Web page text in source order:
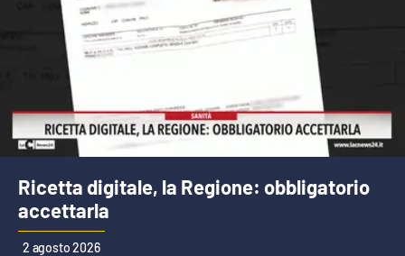
Destinazioni
Eventi
Storie
LAC
NETWORK
Ricetta digitale, la Regione: obbligatorio
accettarla
2 agosto 2026